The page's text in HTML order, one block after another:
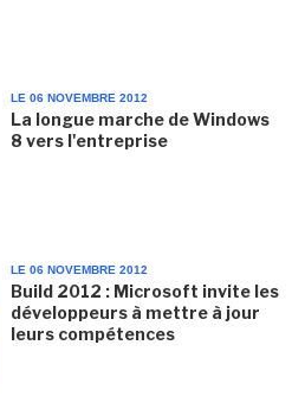
LE 06 NOVEMBRE 2012
La longue marche de Windows
8 vers l'entreprise
LE 06 NOVEMBRE 2012
Build 2012 : Microsoft invite les
développeurs à mettre à jour
leurs compétences